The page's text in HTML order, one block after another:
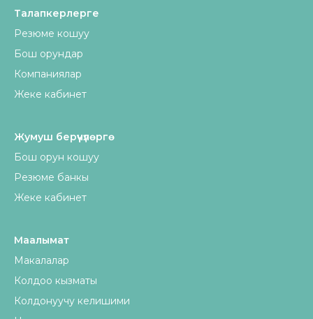
Талапкерлерге
Резюме кошуу
Бош орундар
Компаниялар
Жеке кабинет
Жумуш берүүчүлөргө
Бош орун кошуу
Резюме банкы
Жеке кабинет
Маалымат
Макалалар
Колдоо кызматы
Колдонуучу келишими